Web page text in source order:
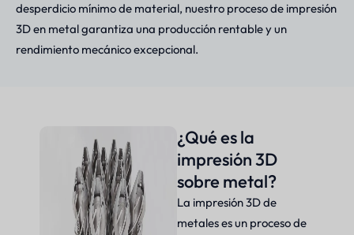
desperdicio mínimo de material, nuestro proceso de impresión
3D en metal garantiza una producción rentable y un
rendimiento mecánico excepcional.
¿Qué es la
impresión 3D
sobre metal?
La impresión 3D de
metales es un proceso de